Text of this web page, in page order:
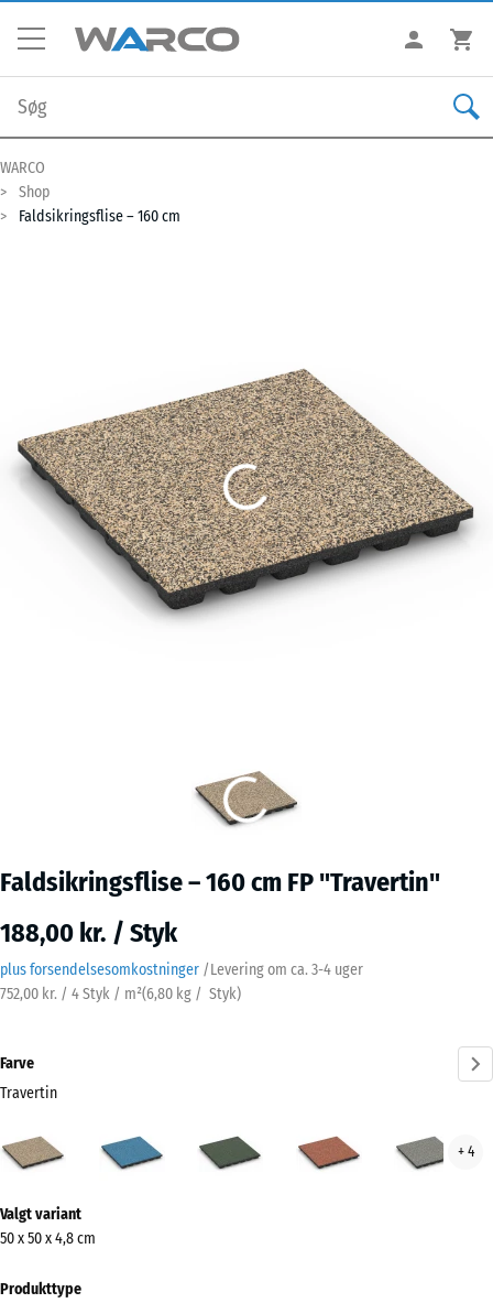
WARCO
Shop
Faldsikringsflise – 160 cm
Faldsikringsflise – 160 cm FP "Travertin"
188,00 kr. / Styk
plus forsendelsesomkostninger /Levering om ca. 3-4 uger
752,00 kr. / 4 Styk / m²(6,80 kg / Styk)
Farve
Travertin
(active)
græs
+ 4
information
om
farverne?
Valgt variant
50 x 50 x 4,8 cm
Produkttype